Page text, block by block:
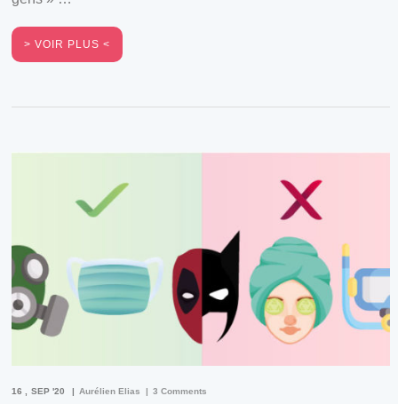
VOIR PLUS
16 SEP '20 Aurélien Elias 3 Comments